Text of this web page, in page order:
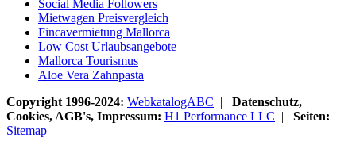
Social Media Followers
Mietwagen Preisvergleich
Fincavermietung Mallorca
Low Cost Urlaubsangebote
Mallorca Tourismus
Aloe Vera Zahnpasta
Copyright 1996-2024: WebkatalogABC | Datenschutz,
Cookies, AGB's, Impressum: H1 Performance LLC | Seiten:
Sitemap